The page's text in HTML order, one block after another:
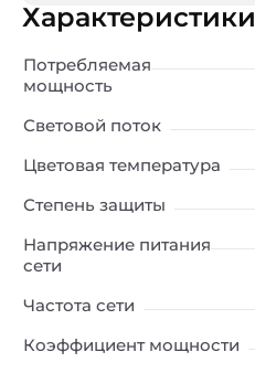
Характеристики
Потребляемая
мощность
Световой поток
Цветовая температура
Степень защиты
Напряжение питания
сети
Частота сети
Коэффициент мощности